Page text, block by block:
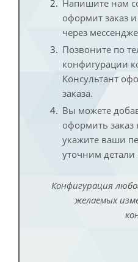
Напишите нам
оформит заказ
через
Позвоните по
конфигурации
Консультант
заказа.
Вы можете
оформить заказ
укажите ваши
уточним
Конфигурация
желаемых